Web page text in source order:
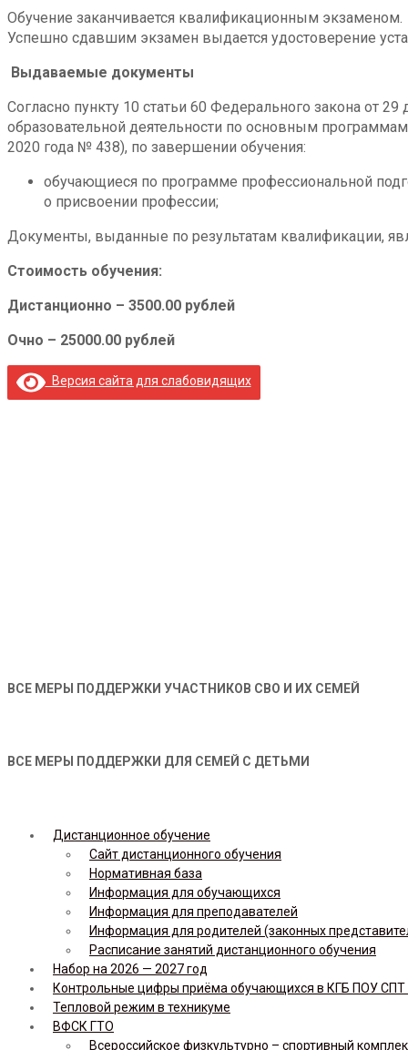
Обучение заканчивается квалификационным экзаменом.
Успешно сдавшим экзамен выдается удостоверение
Выдаваемые документы
Согласно пункту 10 статьи 60 Федерального закона от
образовательной деятельности по основным
2020 года № 438), по завершении обучения:
обучающиеся по программе профессиональной
о присвоении профессии;
Документы, выданные по результатам квалификации,
Стоимость обучения:
Дистанционно – 3500.00 рублей
Очно – 25000.00 рублей
Версия сайта для слабовидящих
ВСЕ МЕРЫ ПОДДЕРЖКИ УЧАСТНИКОВ СВО И ИХ СЕМЕЙ
ВСЕ МЕРЫ ПОДДЕРЖКИ ДЛЯ СЕМЕЙ С ДЕТЬМИ
Дистанционное обучение
Сайт дистанционного обучения
Нормативная база
Информация для обучающихся
Информация для преподавателей
Информация для родителей (законных
Расписание занятий дистанционного обучения
Набор на 2026 — 2027 год
Контрольные цифры приёма обучающихся в КГБ ПОУ СПТ
Тепловой режим в техникуме
ВФСК ГТО
Всероссийское физкультурно – спортивный